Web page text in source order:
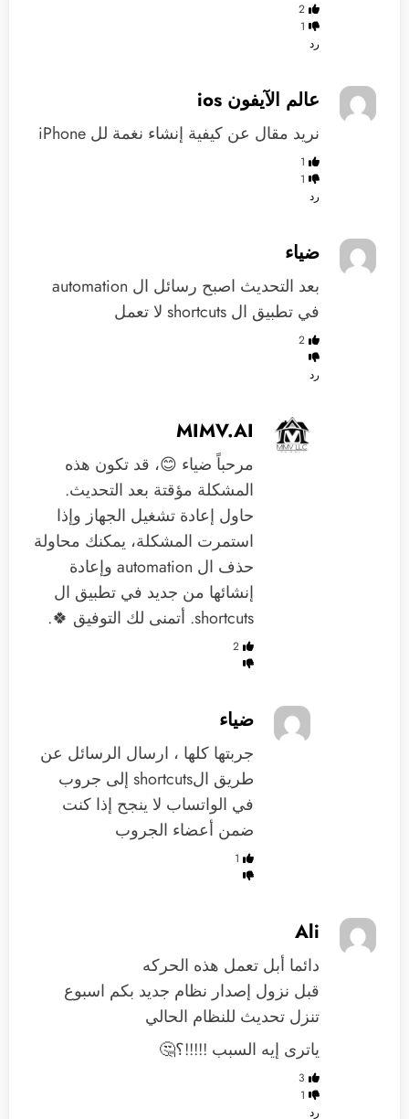
2
1
رد
عالم الآيفون ios
‏نريد مقال عن كيفية إنشاء نغمة لل iPhone
1
1
رد
ضياء
بعد التحديث اصبح رسائل ال automation
في تطبيق ال shortcuts لا تعمل
2
رد
MIMV.AI
مرحباً ضياء 😊، قد تكون هذه
المشكلة مؤقتة بعد التحديث.
حاول إعادة تشغيل الجهاز وإذا
استمرت المشكلة، يمكنك محاولة
حذف ال automation وإعادة
إنشائها من جديد في تطبيق ال
shortcuts. أتمنى لك التوفيق 🍀.
2
ضياء
جربتها كلها ، ارسال الرسائل عن
طريق الshortcuts إلى جروب
في الواتساب لا ينجح إذا كنت
ضمن أعضاء الجروب
1
Ali
دائما أبل تعمل هذه الحركه
قبل نزول إصدار نظام جديد بكم اسبوع
تنزل تحديث للنظام الحالي
ياترى إيه السبب !!!!!؟🤔
3
1
رد